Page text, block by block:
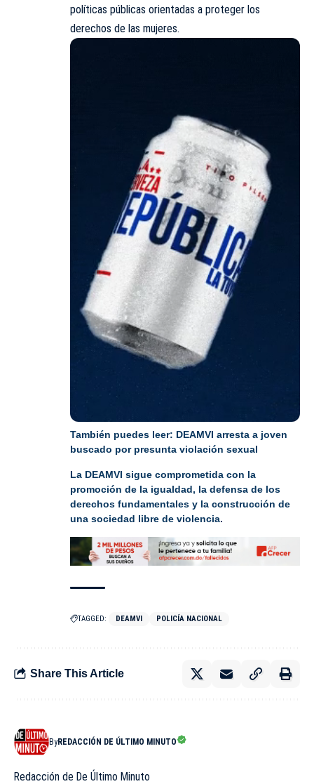
políticas públicas orientadas a proteger los
derechos de las mujeres.
También puedes leer: DEAMVI arresta a joven
buscado por presunta violación sexual
La DEAMVI sigue comprometida con la
promoción de la igualdad, la defensa de los
derechos fundamentales y la construcción de
una sociedad libre de violencia.
TAGGED: DEAMVI POLICÍA NACIONAL
Share This Article
ByREDACCIÓN DE ÚLTIMO MINUTO
Redacción de De Último Minuto